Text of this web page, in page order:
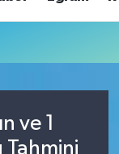
ve 1
Tahmini